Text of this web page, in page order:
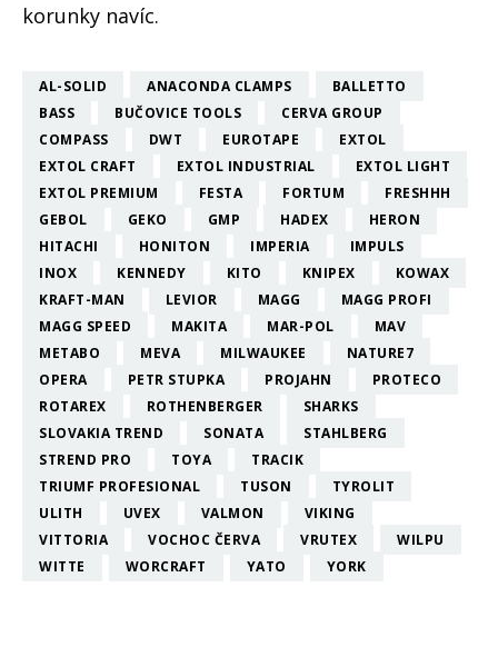
korunky navíc.
AL-SOLID ANACONDA CLAMPS
BALLETTO
BASS
BUČOVICE TOOLS
CERVA GROUP
COMPASS
DWT EUROTAPE
EXTOL
EXTOL CRAFT
EXTOL INDUSTRIAL
EXTOL LIGHT
EXTOL PREMIUM
FESTA FORTUM
FRESHHH
GEBOL
GEKO GMP HADEX
HERON
HITACHI
HONITON IMPERIA
IMPULS
INOX
KENNEDY KITO KNIPEX
KOWAX
KRAFT-MAN
LEVIOR MAGG
MAGG PROFI
MAGG SPEED
MAKITA MAR-POL
MAV
METABO
MEVA MILWAUKEE
NATURE7
OPERA
PETR STUPKA PROJAHN
PROTECO
ROTAREX
ROTHENBERGER
SHARKS
SLOVAKIA TREND
SONATA
STAHLBERG
STREND PRO
TOYA
TRACIK
TRIUMF PROFESIONAL
TUSON
TYROLIT
ULITH
UVEX VALMON
VIKING
VITTORIA
VOCHOC ČERVA VRUTEX
WILPU
WITTE
WORCRAFT YATO YORK